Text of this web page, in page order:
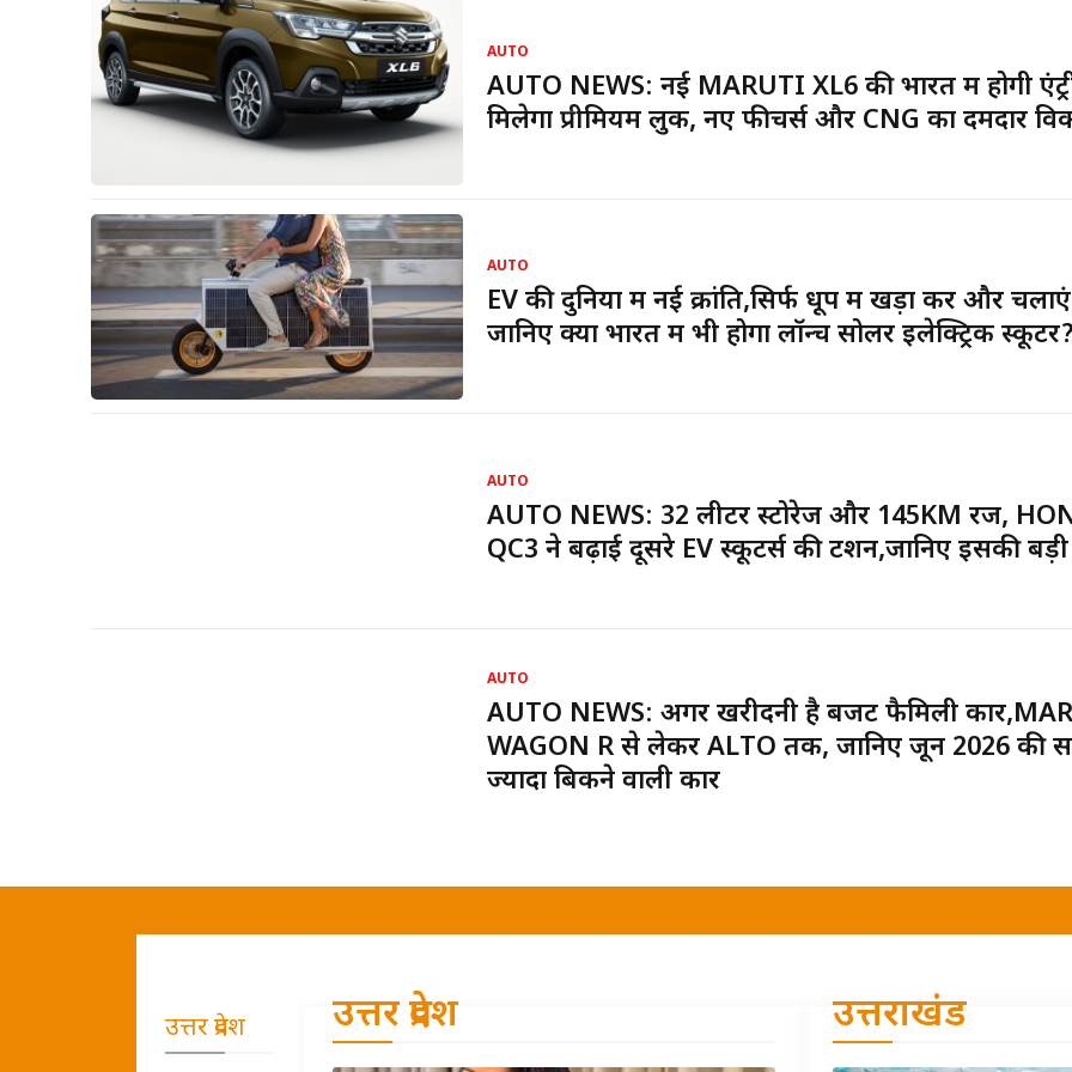
AUTO
AUTO NEWS: नई MARUTI XL6 की भारत में होगी
मिलेगा प्रीमियम लुक, नए फीचर्स और CNG का दमदार
AUTO
EV की दुनिया में नई क्रांति,सिर्फ धूप में खड़ा करें और
जानिए क्या भारत में भी होगा लॉन्च सोलर इलेक्ट्रिक स्कूटर?
AUTO
AUTO NEWS: 32 लीटर स्टोरेज और 145KM रेंज,
QC3 ने बढ़ाई दूसरे EV स्कूटर्स की टेंशन,जानिए इसकी
AUTO
AUTO NEWS: अगर खरीदनी है बजट फैमिली
WAGON R से लेकर ALTO तक, जानिए जून 2026 की
ज्यादा बिकने वाली कारें
उत्तर प्रदेश उत्तर प्रदेश उत्तराखंड